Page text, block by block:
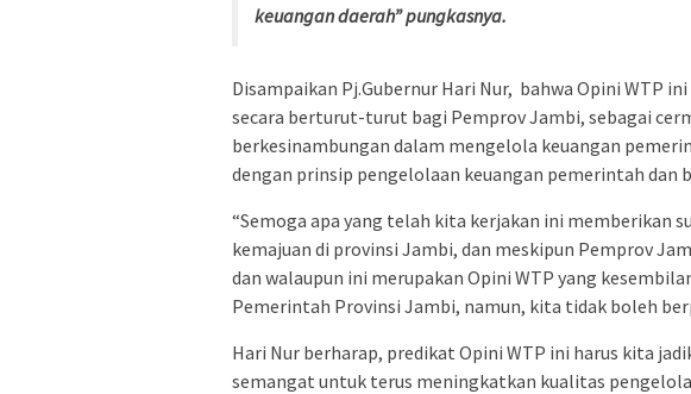
keuangan daerah” pungkasnya.
Disampaikan Pj.Gubernur Hari Nur, bahwa Opini WTP
secara berturut-turut bagi Pemprov Jambi, sebagai
berkesinambungan dalam mengelola keuangan
dengan prinsip pengelolaan keuangan pemerintah dan
“Semoga apa yang telah kita kerjakan ini memberikan
kemajuan di provinsi Jambi, dan meskipun Pemprov
dan walaupun ini merupakan Opini WTP yang
Pemerintah Provinsi Jambi, namun, kita tidak boleh
Hari Nur berharap, predikat Opini WTP ini harus kita
semangat untuk terus meningkatkan kualitas